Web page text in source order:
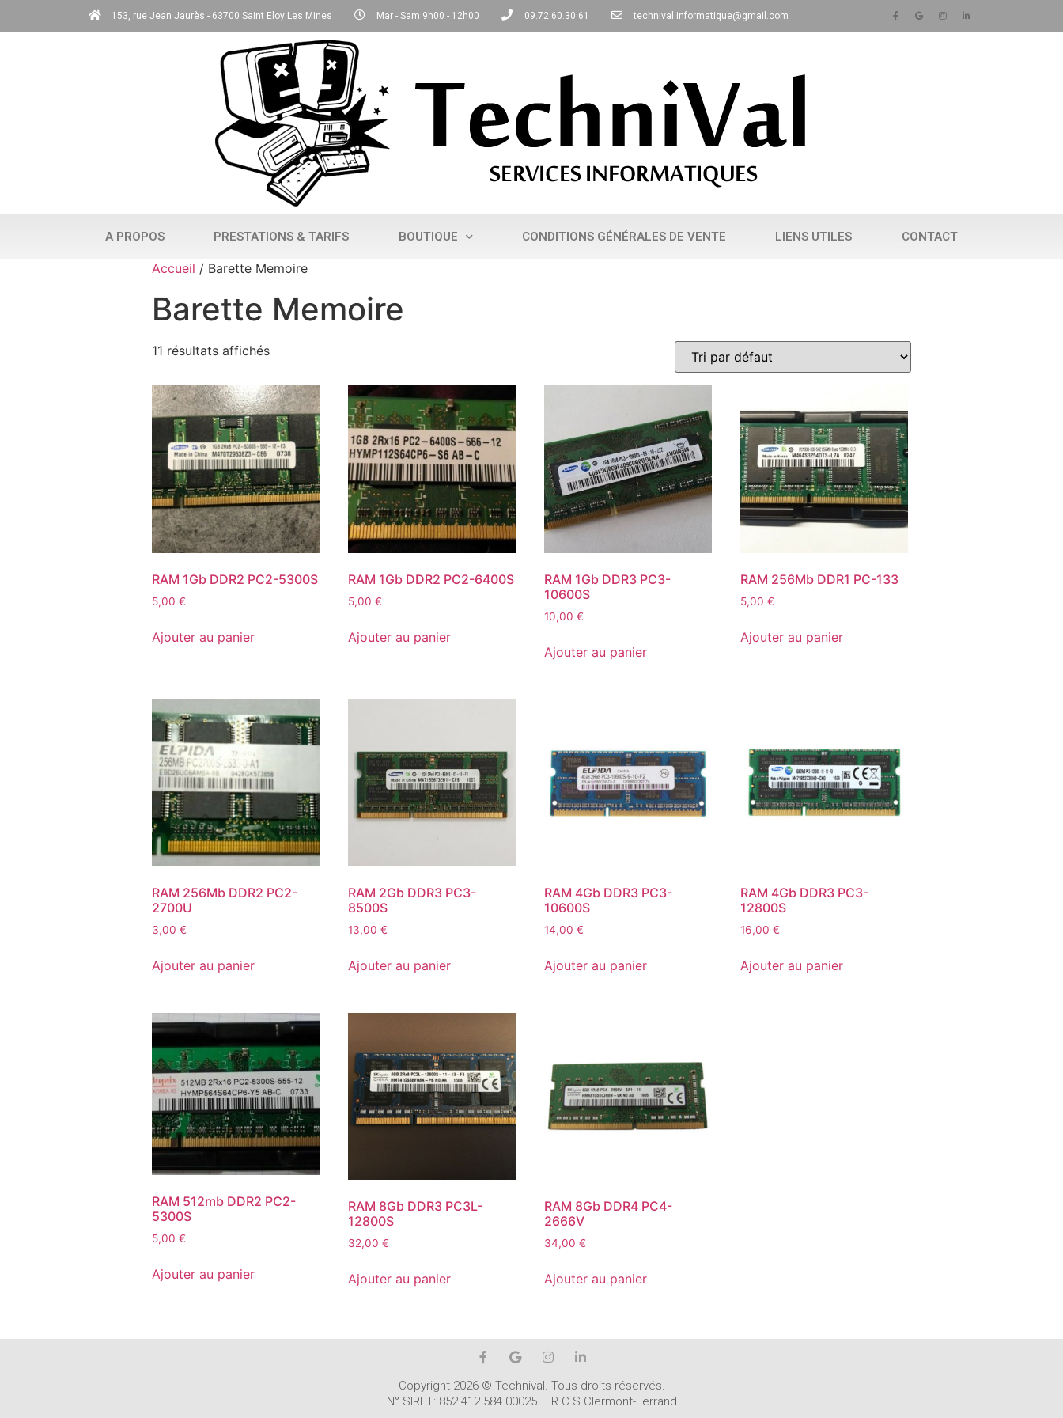
153, rue Jean Jaurès - 63700 Saint Eloy Les Mines Mar - Sam 9h00 - 12h00 09.72.60.30.61 technival.informatique@gmail.com
A PROPOS PRESTATIONS & TARIFS BOUTIQUE CONDITIONS GÉNÉRALES DE VENTE LIENS UTILES CONTACT
Accueil / Barette Memoire
Barette Memoire
11 résultats affichés
RAM 1Gb DDR2 PC2-5300S
5,00 €
Ajouter au panier
RAM 1Gb DDR2 PC2-6400S
5,00€
Ajouter au panier
RAM 1Gb DDR3 PC3-
10600S
10,00€
Ajouter au panier
RAM 256Mb DDR1 PC-133
5,00€
Ajouter au panier
RAM 256Mb DDR2 PC2-
2700U
3,00 €
Ajouter au panier
RAM 2Gb DDR3 PC3-
8500S
13,00€
Ajouter au panier
RAM 4Gb DDR3 PC3-
10600S
14,00€
Ajouter au panier
RAM 4Gb DDR3 PC3-
12800S
16,00€
Ajouter au panier
RAM 512mb DDR2 PC2-
5300S
5,00 €
Ajouter au panier
RAM 8Gb DDR3 PC3L-
12800S
32,00€
Ajouter au panier
RAM 8Gb DDR4 PC4-
2666V
34,00€
Ajouter au panier
Copyright 2026 © Technival. Tous droits réservés.
N° SIRET: 852 412 584 00025 – R.C.S Clermont-Ferrand